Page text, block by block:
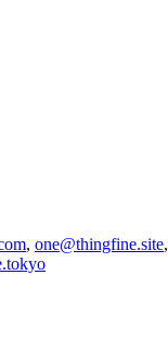
, one@thingfine.site,